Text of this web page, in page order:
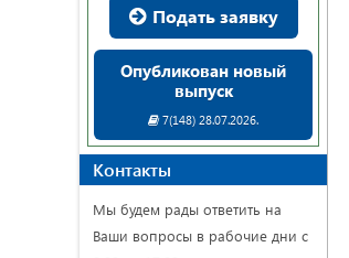
Подать заявку
Опубликован новый
выпуск
7(148) 28.07.2026.
Контакты
Мы будем рады ответить на
Ваши вопросы в рабочие дни с